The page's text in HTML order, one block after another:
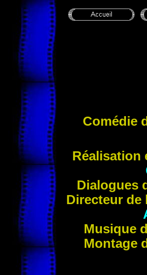
Comédie
Réalisation
Dialogues
Directeur
Musique
Montage